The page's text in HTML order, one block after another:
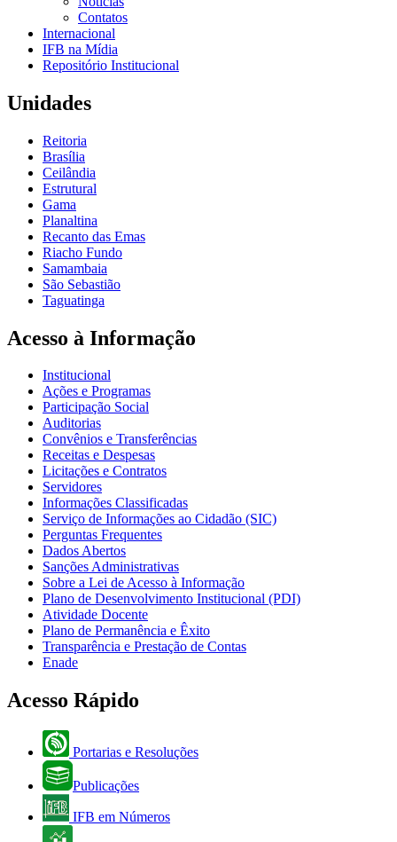
Contatos
Internacional
IFB na Mídia
Repositório Institucional
Unidades
Reitoria
Brasília
Ceilândia
Estrutural
Gama
Planaltina
Recanto das Emas
Riacho Fundo
Samambaia
São Sebastião
Taguatinga
Acesso à Informação
Institucional
Ações e Programas
Participação Social
Auditorias
Convênios e Transferências
Receitas e Despesas
Licitações e Contratos
Servidores
Informações Classificadas
Serviço de Informações ao Cidadão (SIC)
Perguntas Frequentes
Dados Abertos
Sanções Administrativas
Sobre a Lei de Acesso à Informação
Plano de Desenvolvimento Institucional (PDI)
Atividade Docente
Plano de Permanência e Êxito
Transparência e Prestação de Contas
Enade
Acesso Rápido
Portarias e Resoluções
Publicações
IFB em Números